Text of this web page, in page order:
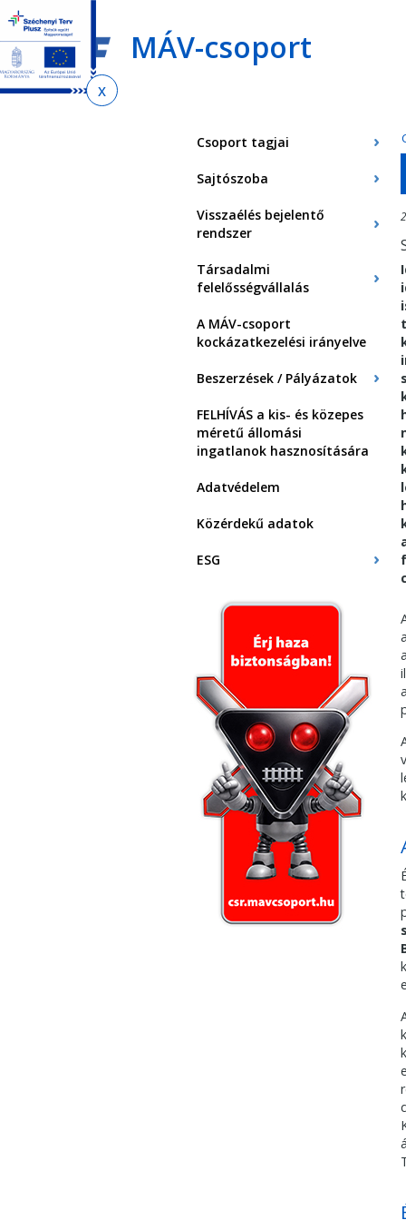
Ugrás
az
almenühöz
Ugrás
tartalomra
Ugrás
az
oldaltérképre
MÁV-csoport
Csoport tagjai
Sajtószoba
Visszaélés bejelentő
rendszer
Társadalmi
felelősségvállalás
A MÁV-csoport
kockázatkezelési irányelve
Beszerzések / Pályázatok
FELHÍVÁS a kis- és közepes
méretű állomási
ingatlanok hasznosítására
Adatvédelem
Közérdekű adatok
ESG